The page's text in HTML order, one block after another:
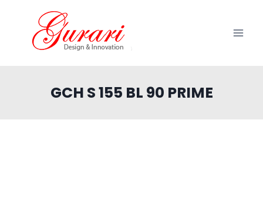
springen
GCH S 155 BL 90 PRIME